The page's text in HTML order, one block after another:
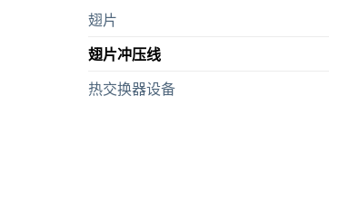
翅片
翅片冲压线
热交换器设备